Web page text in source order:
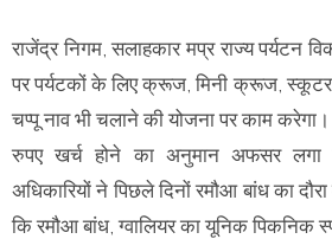
राजेंद्र निगम, सलाहकार मप्र राज्य पर्यटन
पर पर्यटकों के लिए क्रूज, मिनी क्रूज,
चप्पू नाव भी चलाने की योजना पर काम
रुपए खर्च होने का अनुमान अफसर लगा
अधिकारियों ने पिछले दिनों रमौआ बांध का
कि रमौआ बांध, ग्वालियर का यूनिक पिकनिक